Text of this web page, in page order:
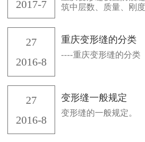
2017-7
筑中层数、质量、刚
置。
27
2016-8
重庆变形缝的分类
----重庆变形缝的分类
27
2016-8
变形缝一般规定
变形缝的一般规定。